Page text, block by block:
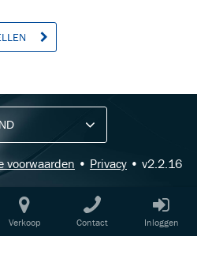
Verkoop Contact Inloggen
voorwaarden • Privacy • v2.2.16
tips,
van Cartec.